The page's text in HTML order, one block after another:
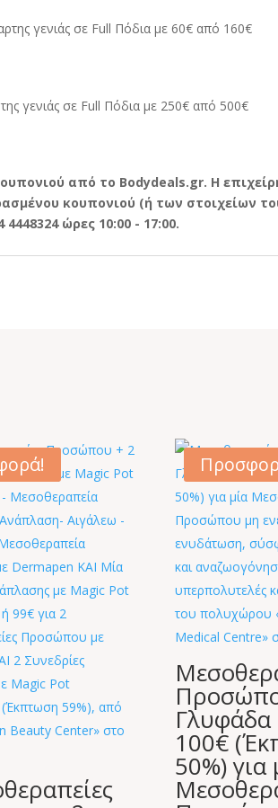
γενιάς σε Full Πόδια με 60€ από 160€
γενιάς σε Full Πόδια με 250€ από 500€
από το Bodydeals.gr. Η
κουπονιού (ή των στοιχείων
ώρες 10:00 - 17:00.
100€
50%) για